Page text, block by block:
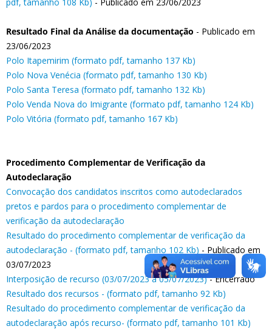
Resultado Final da Análise da documentação - Publicado em
23/06/2023
Polo Itapemirim (formato pdf, tamanho 137 Kb)
Polo Nova Venécia (formato pdf, tamanho 130 Kb)
Polo Santa Teresa (formato pdf, tamanho 132 Kb)
Polo Venda Nova do Imigrante (formato pdf, tamanho 124 Kb)
Polo Vitória (formato pdf, tamanho 167 Kb)
Procedimento Complementar de Verificação da
Autodeclaração
Convocação dos candidatos inscritos como autodeclarados
pretos e pardos para o procedimento complementar de
verificação da autodeclaração
Resultado do procedimento complementar de verificação da
autodeclaração - (formato pdf, tamanho 102 Kb) - Publicado em
03/07/2023
Interposição de recurso (03/07/2023 a 05/07/2023)- Encerrado
Resultado dos recursos - (formato pdf, tamanho 92 Kb)
Resultado do procedimento complementar de verificação da
autodeclaração após recurso- (formato pdf, tamanho 101 Kb)